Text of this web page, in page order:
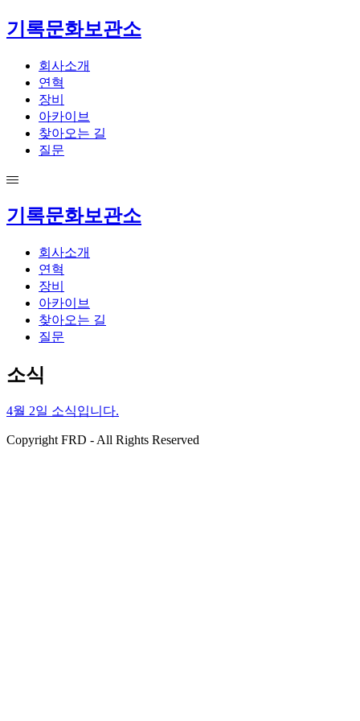
기록문화보관소
회사소개
연혁
장비
아카이브
찾아오는 길
질문
기록문화보관소
회사소개
연혁
장비
아카이브
찾아오는 길
질문
소식
4월 2일 소식입니다.
Copyright FRD - All Rights Reserved